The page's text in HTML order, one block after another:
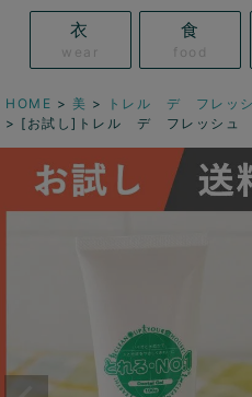
衣
wear
食
food
HOME 美
トレル デ フレッシ
[お試し]トレル デ フレッシュ